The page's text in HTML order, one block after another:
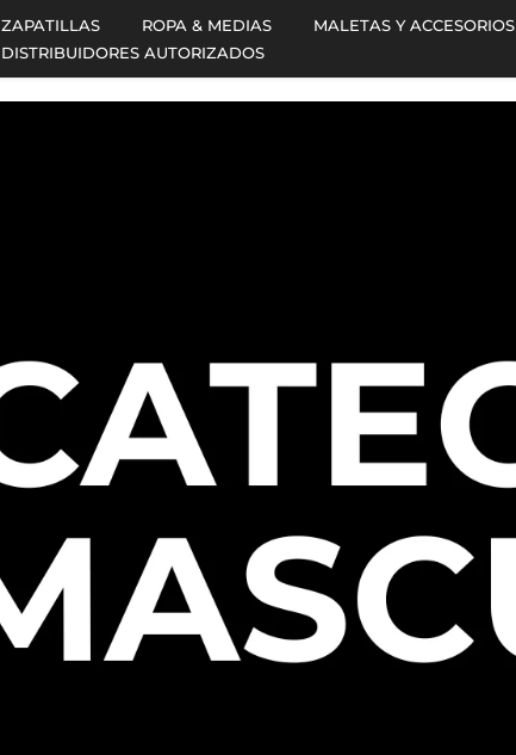
ZAPATILLAS ROPA & MEDIAS MALETAS Y ACCESORIOS
DISTRIBUIDORES AUTORIZADOS